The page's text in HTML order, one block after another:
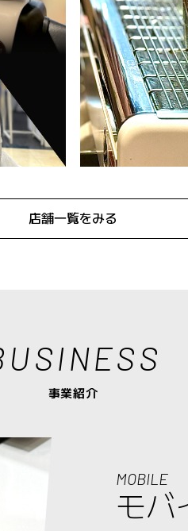
店舗一覧をみる
事業紹介
MOBILE
モバ